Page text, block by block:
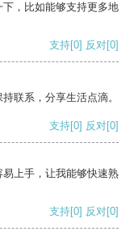
，比如能够支持更多地
支持[0] 反对[0]
联系，分享生活点滴。
支持[0] 反对[0]
上手，让我能够快速熟
支持[0] 反对[0]